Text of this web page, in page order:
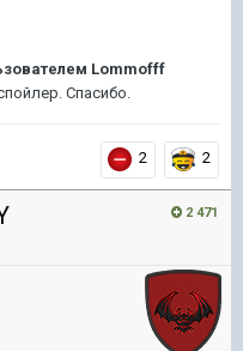
Lommofff
Спасибо.
2 2
2 471